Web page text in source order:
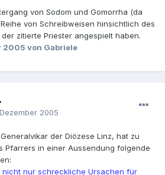
von Sodom und Gomorrha (da
von Schreibweisen hinsichtlich des
zitierte Priester angespielt haben.
2005 von Gabriele
2005
der Diözese Linz, hat zu
Pfarrers in einer Aussendung folgende
nicht nur schreckliche Ursachen für